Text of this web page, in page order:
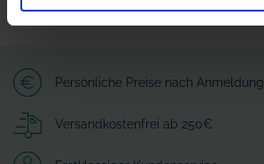
Persönliche Preise nach Anmeldung
Versandkostenfrei ab 250€